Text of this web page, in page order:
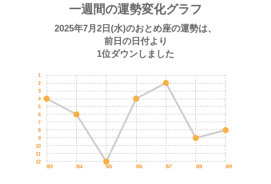
一週間の運勢変化グラフ
2025年7月2日(水)のおとめ座の運勢は、
前日の日付より
1位ダウンしました
8/3 8/4 8/5 8/6 8/7 8/8 8/9
12
11
10
9
8
7
6
5
4
3
2
1